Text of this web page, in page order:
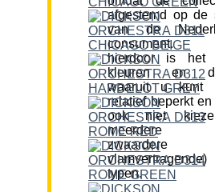
afgestemd op de
van de
consument.
hierdoor is het
kleuren en
waaruit u kunt
relatief beperkt en
ook niet
meerdere
typen.